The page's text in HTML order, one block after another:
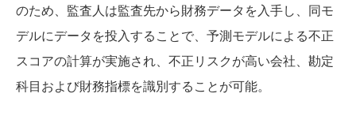
のため、監査人は監査先から財務データを入手し、同モ
デルにデータを投入することで、予測モデルによる不正
スコアの計算が実施され、不正リスクが高い会社、勘定
科目および財務指標を識別することが可能。